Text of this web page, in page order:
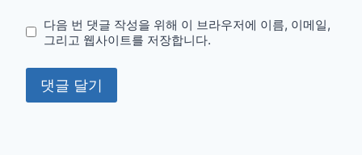
다음 번 댓글 작성을 위해 이 브라우저에 이름, 이메일,
그리고 웹사이트를 저장합니다.